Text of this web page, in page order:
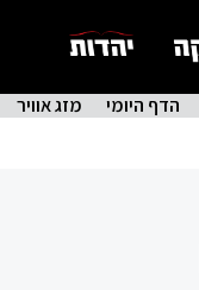
הדף היומי מזג אוויר